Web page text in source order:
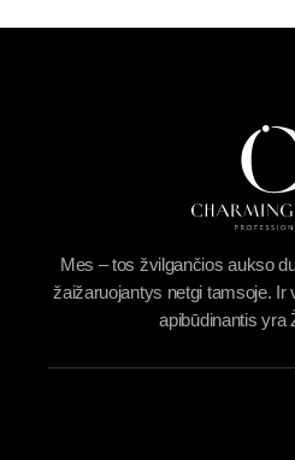
Mes – tos žvilgančios aukso
žaižaruojantys netgi tamsoje. Ir
apibūdinantis yra